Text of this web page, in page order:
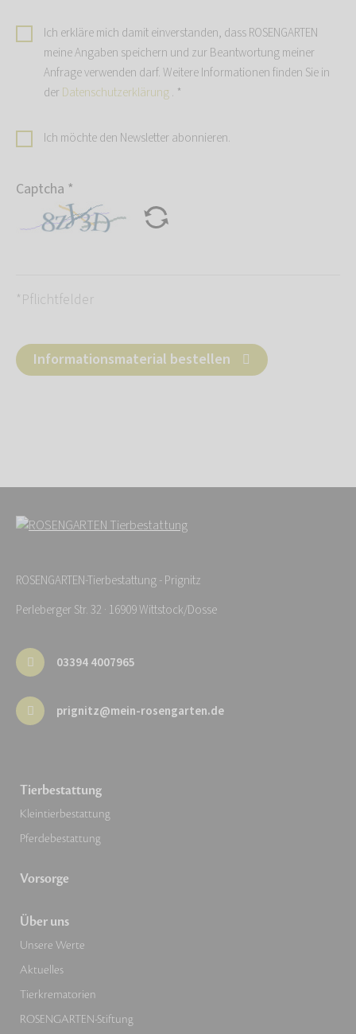
Ich erkläre mich damit einverstanden, dass ROSENGARTEN
meine Angaben speichern und zur Beantwortung meiner
Anfrage verwenden darf. Weitere Informationen finden Sie in
derDatenschutzerklärung. *
Ich möchte den Newsletter abonnieren.
Captcha *
*Pflichtfelder
Informationsmaterial bestellen
ROSENGARTEN-Tierbestattung - Prignitz
Perleberger Str. 32 · 16909 Wittstock/Dosse
03394 4007965
prignitz@mein-rosengarten.de
Tierbestattung
Kleintierbestattung
Pferdebestattung
Vorsorge
Über uns
Unsere Werte
Aktuelles
Tierkrematorien
ROSENGARTEN-Stiftung